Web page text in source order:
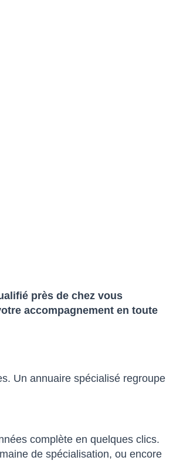
près de chez vous
accompagnement en toute
Un annuaire spécialisé regroupe
complète en quelques clics.
de spécialisation, ou encore